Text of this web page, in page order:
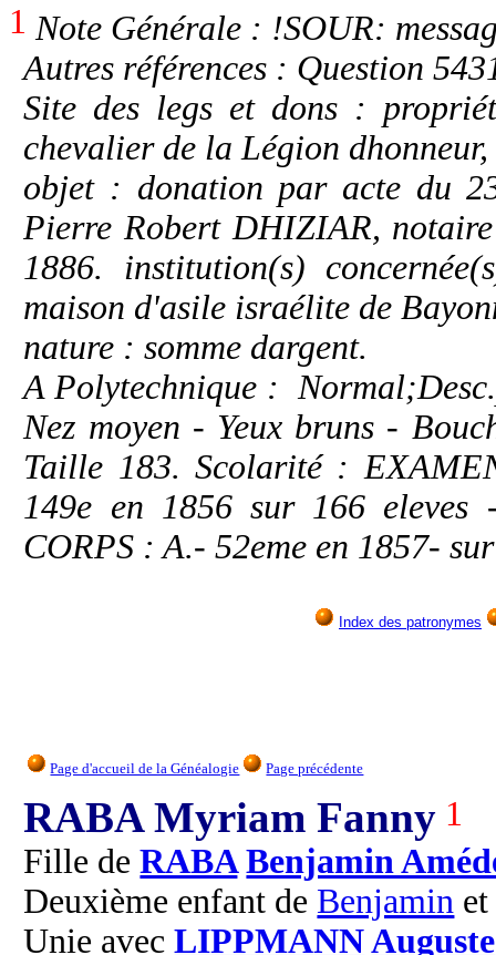
1 Note Générale : !SOUR:
Autres références : Question
Site des legs et dons :
chevalier de la Légion
objet : donation par acte du
Pierre Robert DHIZIAR,
1886. institution(s)
maison d'asile israélite de
nature : somme dargent.
A Polytechnique :
Nez moyen - Yeux bruns -
Taille 183. Scolarité :
149e en 1856 sur 166
CORPS : A.- 52eme en 1857-
Index des patronymes
Page d'accueil de la Généalogie Page précédente
RABA Myriam Fanny 1
Fille deRABA Benjamin
Deuxième enfant de Benjamin
Unie avecLIPPMANNAuguste